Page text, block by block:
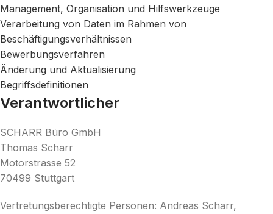
Management, Organisation und Hilfswerkzeuge
Verarbeitung von Daten im Rahmen von
Beschäftigungsverhältnissen
Bewerbungsverfahren
Änderung und Aktualisierung
Begriffsdefinitionen
Verantwortlicher
SCHARR Büro GmbH
Thomas Scharr
Motorstrasse 52
70499 Stuttgart
Vertretungsberechtigte Personen: Andreas Scharr,